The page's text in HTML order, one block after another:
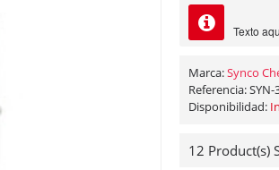
Texto
Marca:Synco
Referencia:SYN-
Disponibilidad:
12 Product(s)